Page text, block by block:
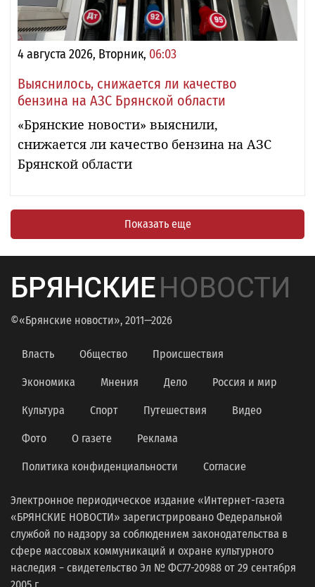
4 августа 2026, Вторник, 06:03
Выяснилось, снижается ли качество
бензина на АЗС Брянской области
«Брянские новости» выяснили,
снижается ли качество бензина на АЗС
Брянской области
Показать еще
БРЯНСКИЕНОВОСТИ
©«Брянские новости», 2011—2026
Власть Общество Происшествия
Экономика Мнения Дело Россия и мир
Культура Спорт Путешествия Видео
Фото О газете Реклама
Политика конфиденциальности Согласие
Электронное периодическое издание «Интернет-газета
«БРЯНСКИЕ НОВОСТИ» зарегистрировано Федеральной
службой по надзору за соблюдением законодательства в
сфере массовых коммуникаций и охране культурного
наследия − свидетельство Эл № ФС77-20988 от 29 сентября